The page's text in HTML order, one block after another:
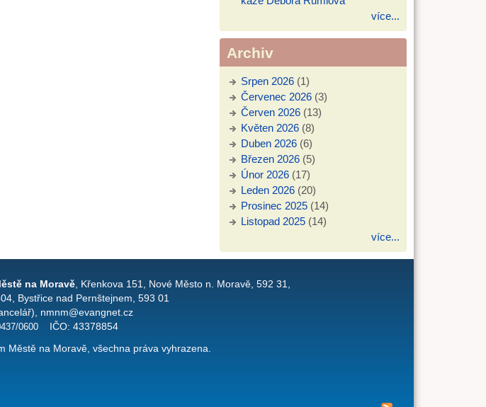
více...
Archiv
Srpen 2026 (1)
Červenec 2026 (3)
Červen 2026 (13)
Květen 2026 (8)
Duben 2026 (6)
Březen 2026 (5)
Únor 2026 (17)
Leden 2026 (20)
Prosinec 2025 (14)
Listopad 2025 (14)
více...
na Moravě, Křenkova 151, Nové Město n. Moravě, 592 31,
Bystřice nad Pernštejnem, 593 01
nmnm@evangnet.cz
0600 IČO: 43378854
Městě na Moravě, všechna práva vyhrazena.